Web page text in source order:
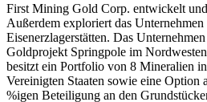
First Mining Gold Corp. entwickelt
Außerdem exploriert das
Eisenerzlagerstätten. Das
Goldprojekt Springpole im
besitzt ein Portfolio von 8 Mineralien
Vereinigten Staaten sowie eine Option
%igen Beteiligung an den